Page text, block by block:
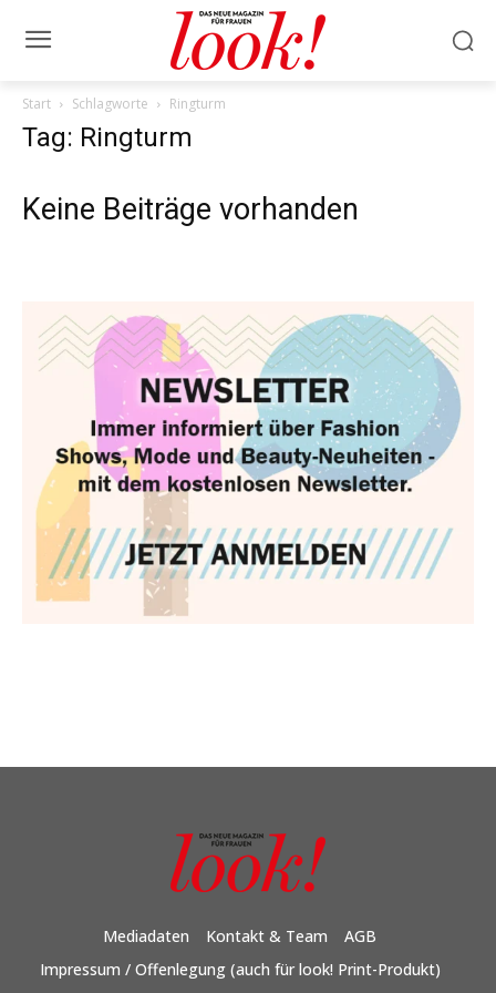
Start Schlagworte Ringturm
Tag: Ringturm
Keine Beiträge vorhanden
Mediadaten Kontakt & Team
AGB
Impressum / Offenlegung (auch für look! Print-Produkt)